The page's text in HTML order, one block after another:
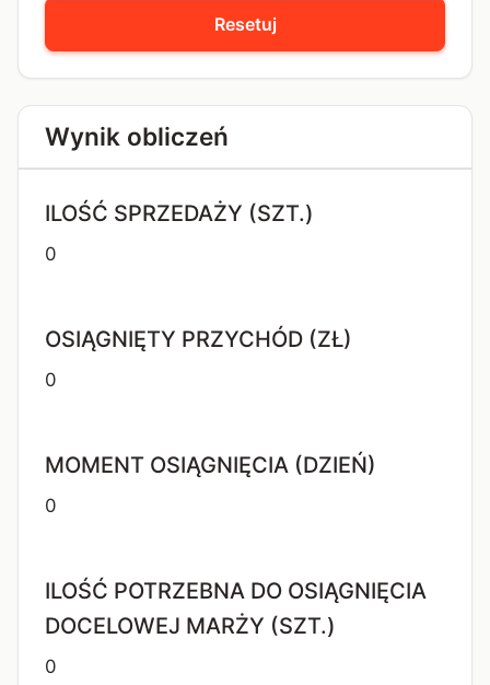
Resetuj
Wynik obliczeń
ILOŚĆ SPRZEDAŻY (SZT.)
0
OSIĄGNIĘTY PRZYCHÓD (ZŁ)
0
MOMENT OSIĄGNIĘCIA (DZIEŃ)
0
ILOŚĆ POTRZEBNA DO OSIĄGNIĘCIA
DOCELOWEJ MARŻY (SZT.)
0